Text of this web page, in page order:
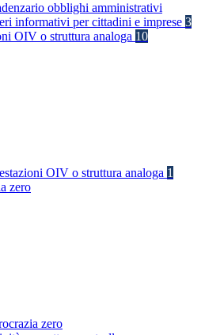
obblighi amministrativi
informativi per cittadini e imprese 3
OIV o struttura analoga 10
OIV o struttura analoga 1
zero
zero